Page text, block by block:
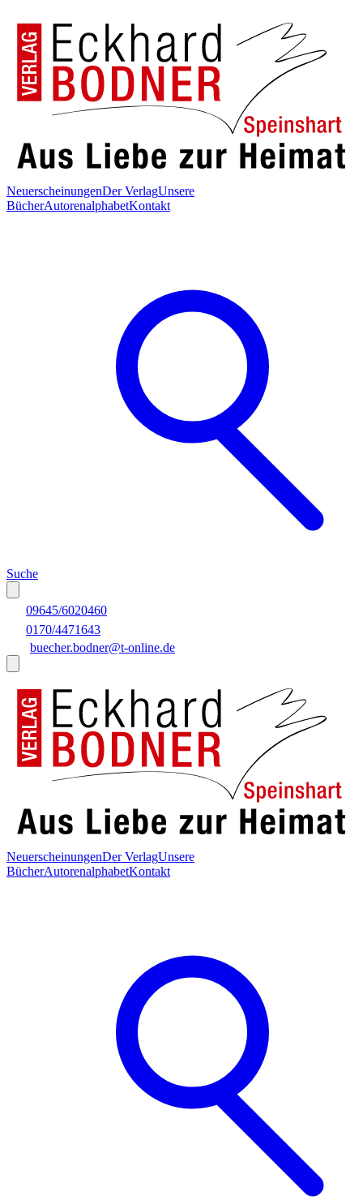
NeuerscheinungenDer VerlagUnsere
BücherAutorenalphabetKontakt
Suche
09645/6020460
0170/4471643
buecher.bodner@t-online.de
NeuerscheinungenDer VerlagUnsere
BücherAutorenalphabetKontakt